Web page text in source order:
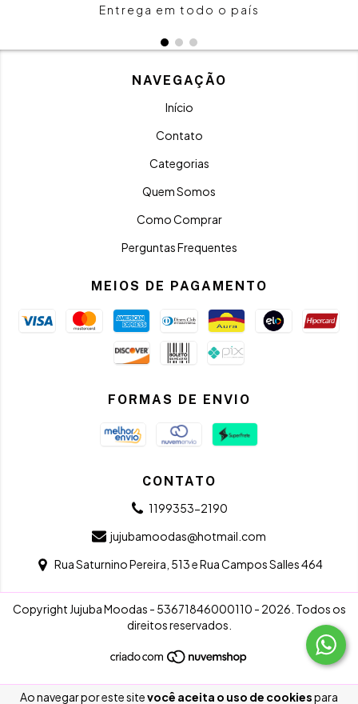
Ao navegar por este sitevocê aceita o uso de cookiespara
Entrega em todo o país
NAVEGAÇÃO
Início
Contato
Categorias
Quem Somos
Como Comprar
Perguntas Frequentes
MEIOS DE PAGAMENTO
FORMAS DE ENVIO
CONTATO
1199353-2190
jujubamoodas@hotmail.com
Rua Saturnino Pereira, 513 e Rua Campos Salles 464
Copyright Jujuba Moodas - 53671846000110 - 2026. Todos os
direitos reservados.